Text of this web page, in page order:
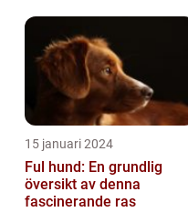
15 januari 2024
Ful hund: En grundlig
översikt av denna
fascinerande ras